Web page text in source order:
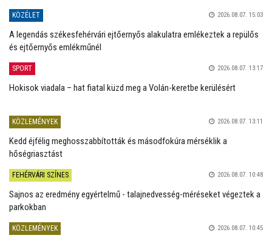
KÖZÉLET 2026.08.07. 15:03
A legendás székesfehérvári ejtőernyős alakulatra emlékeztek a repülős
és ejtőernyős emlékműnél
SPORT 2026.08.07. 13:17
Hokisok viadala – hat fiatal küzd meg a Volán-keretbe kerülésért
KÖZLEMÉNYEK 2026.08.07. 13:11
Kedd éjfélig meghosszabbították és másodfokúra mérséklik a
hőségriasztást
FEHÉRVÁRI SZÍNES 2026.08.07. 10:48
Sajnos az eredmény egyértelmű - talajnedvesség-méréseket végeztek a
parkokban
KÖZLEMÉNYEK 2026.08.07. 10:45